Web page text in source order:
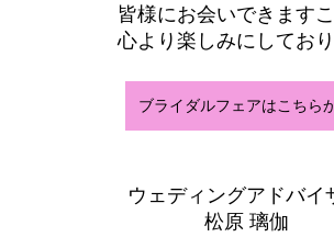
皆様にお会いできます
心より楽しみにしてお
ブライダルフェアはこちら
ウェディングアドバイ
松原 璃伽